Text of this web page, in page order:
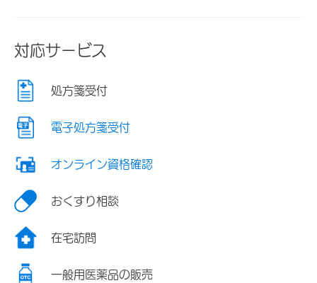
対応サービス
処方箋受付
電子処方箋受付
オンライン資格確認
おくすり相談
在宅訪問
一般用医薬品の販売